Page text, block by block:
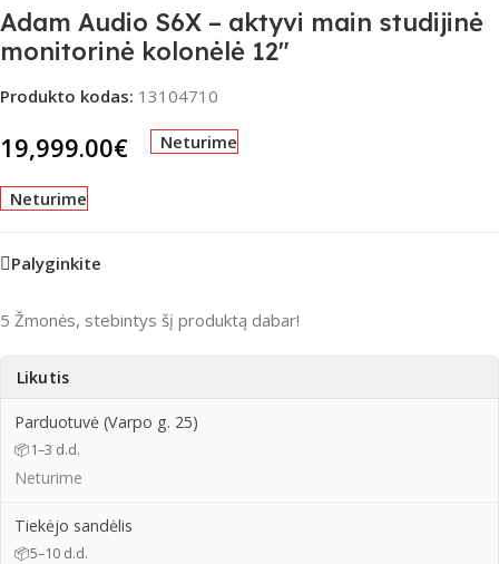
Adam Audio S6X – aktyvi main studijinė
monitorinė kolonėlė 12″
Produkto kodas: 13104710
19,999.00€ Neturime
Neturime
Palyginkite
5 Žmonės, stebintys šį produktą dabar!
Likutis
Parduotuvė (Varpo g. 25)
📦1–3 d.d.
Neturime
Tiekėjo sandėlis
📦5–10 d.d.